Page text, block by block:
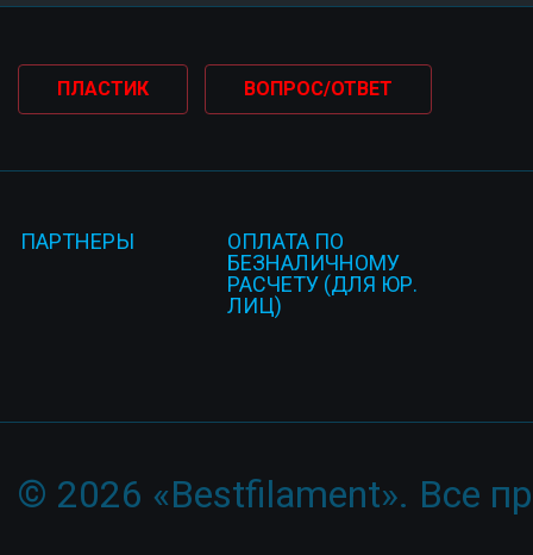
ПЛАСТИК ВОПРОС/ОТВЕТ
ПАРТНЕРЫ
ОПЛАТА ПО
БЕЗНАЛИЧНОМУ
РАСЧЕТУ (ДЛЯ ЮР.
ЛИЦ)
© 2026 «Bestfilament». Все